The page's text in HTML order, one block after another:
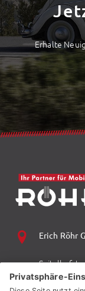
Erhalte
Erich Röhr
94032